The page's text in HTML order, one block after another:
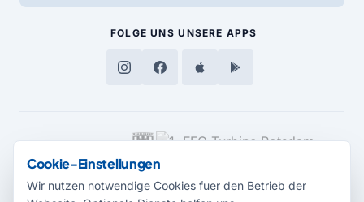
FOLGE UNS UNSERE APPS
MEDIENPARTNER
Cookie-Einstellungen
Wir nutzen notwendige Cookies fuer den Betrieb der